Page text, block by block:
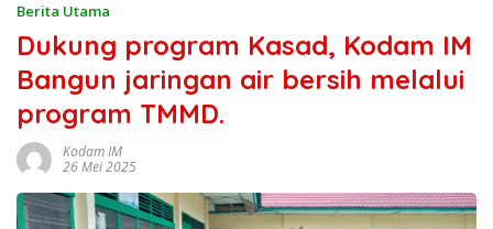
Berita Utama
Dukung program Kasad, Kodam IM
Bangun jaringan air bersih melalui
program TMMD.
Kodam IM
26 Mei 2025